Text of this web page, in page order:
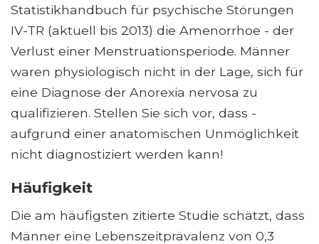
Statistikhandbuch für psychische Störungen
IV-TR (aktuell bis 2013) die Amenorrhoe - der
Verlust einer Menstruationsperiode. Männer
waren physiologisch nicht in der Lage, sich für
eine Diagnose der Anorexia nervosa zu
qualifizieren. Stellen Sie sich vor, dass -
aufgrund einer anatomischen Unmöglichkeit
nicht diagnostiziert werden kann!
Häufigkeit
Die am häufigsten zitierte Studie schätzt, dass
Männer eine Lebenszeitprävalenz von 0,3